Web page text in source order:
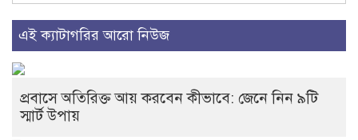
এই ক্যাটাগরির আরো নিউজ
প্রবাসে অতিরিক্ত আয় করবেন কীভাবে: জেনে নিন ৯টি
স্মার্ট উপায়